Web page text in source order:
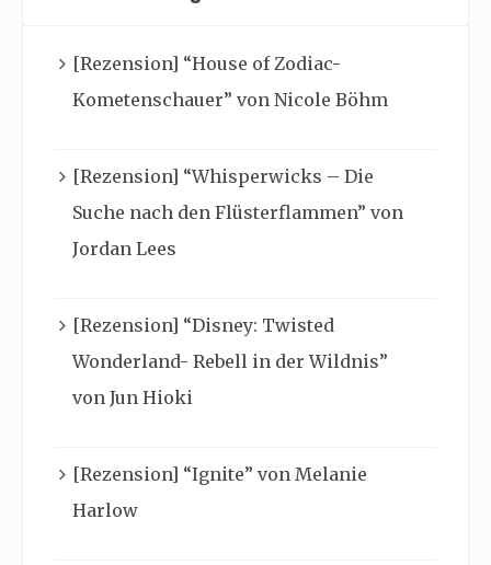
[Rezension] “House of Zodiac-
Kometenschauer” von Nicole Böhm
[Rezension] “Whisperwicks – Die
Suche nach den Flüsterflammen” von
Jordan Lees
[Rezension] “Disney: Twisted
Wonderland- Rebell in der Wildnis”
von Jun Hioki
[Rezension] “Ignite” von Melanie
Harlow